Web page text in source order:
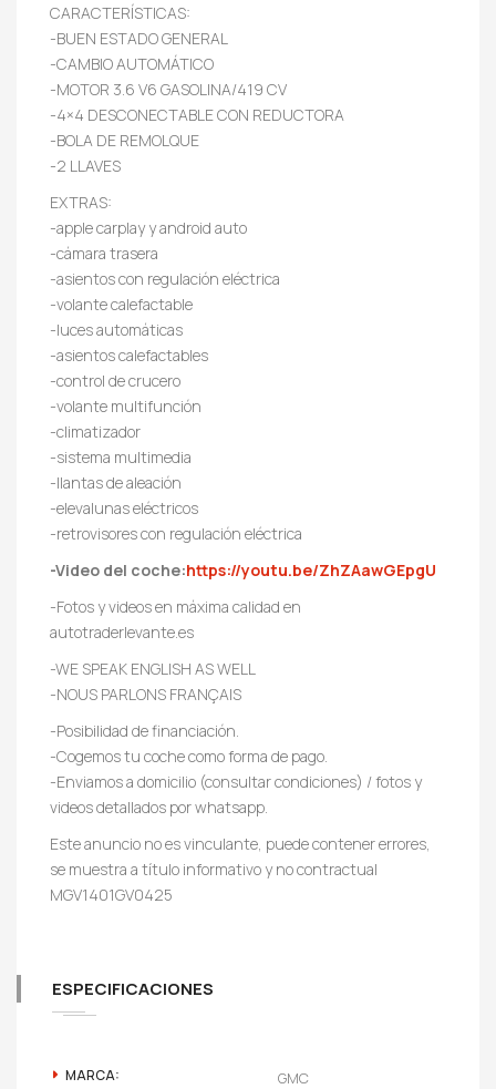
CARACTERÍSTICAS:
-BUEN ESTADO GENERAL
-CAMBIO AUTOMÁTICO
-MOTOR 3.6 V6 GASOLINA/419 CV
-4×4 DESCONECTABLE CON REDUCTORA
-BOLA DE REMOLQUE
-2 LLAVES
EXTRAS:
-apple carplay y android auto
-cámara trasera
-asientos con regulación eléctrica
-volante calefactable
-luces automáticas
-asientos calefactables
-control de crucero
-volante multifunción
-climatizador
-sistema multimedia
-llantas de aleación
-elevalunas eléctricos
-retrovisores con regulación eléctrica
-Video del coche:https://youtu.be/ZhZAawGEpgU
-Fotos y videos en máxima calidad en
autotraderlevante.es
-WE SPEAK ENGLISH AS WELL
-NOUS PARLONS FRANÇAIS
-Posibilidad de financiación.
-Cogemos tu coche como forma de pago.
-Enviamos a domicilio (consultar condiciones) / fotos y
videos detallados por whatsapp.
Este anuncio no es vinculante, puede contener errores,
se muestra a título informativo y no contractual
MGV1401GV0425
ESPECIFICACIONES
MARCA: GMC